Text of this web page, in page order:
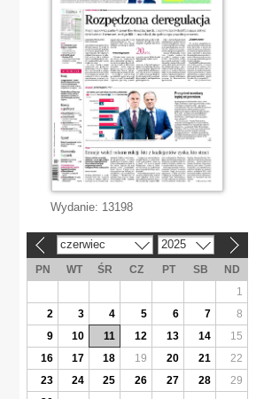
Wydanie: 13198
czerwiec 2025
PN WT ŚR CZ PT SB
ND
1
2
3 4 5 6 7
8
9
10 11 12 13 14
15
16
17 18 19 20 21
22
23
24 25 26 27 28
29